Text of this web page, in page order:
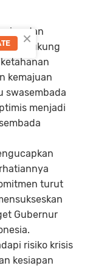
dan
mendukung
kemajuan
swasembada
menjadi
turut
Gubernur
risiko krisis
kesiapan
×